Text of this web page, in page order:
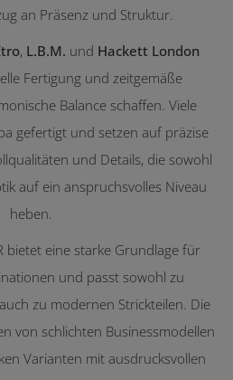
an Präsenz und Struktur.
, L.B.M. und Hackett London
Fertigung und zeitgemäße
Balance schaffen. Viele
gefertigt und setzen auf präzise
und Details, die sowohl
auf ein anspruchsvolles Niveau
heben.
bietet eine starke Grundlage für
und passt sowohl zu
zu modernen Strickteilen. Die
von schlichten Businessmodellen
Varianten mit ausdrucksvollen